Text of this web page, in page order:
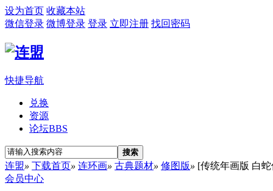
设为首页 收藏本站
微信登录 微博登录 登录 立即注册 找回密码
快捷导航
兑换
资源
论坛BBS
搜索
连盟» 下载首页» 连环画» 古典题材» 修图版» [传统年画版 白
会员中心